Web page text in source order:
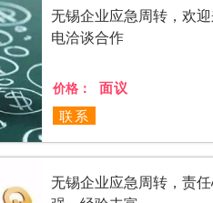
无锡企业应急周转，欢
电洽谈合作
价格：
面议
联系
无锡企业应急周转，责